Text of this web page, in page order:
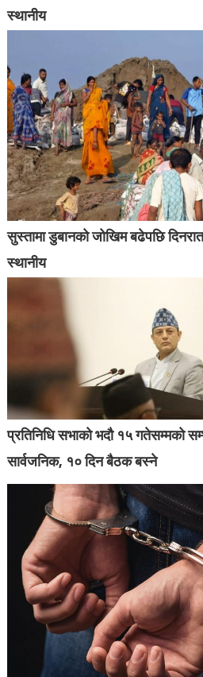
स्थानीय
सुस्तामा डुबानको जोखिम बढेपछि
स्थानीय
प्रतिनिधि सभाको भदौ १५ गतेसम्मको
सार्वजनिक, १० दिन बैठक बस्ने